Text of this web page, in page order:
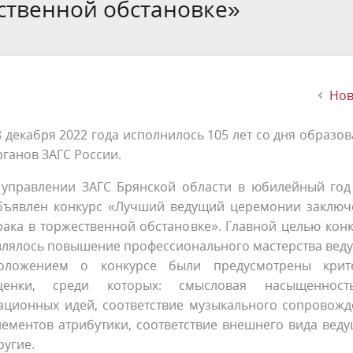
имуществе и обязательствах
служащих Брянской области,
обстановке»
декабря 2022 года исполнилось 105 лет со дня
ЗАГС России.
ЗАГС Брянской области в юбилейный
конкурс «Лучший ведущий церемонии
в торжественной обстановке». Главной целью
повышение профессионального мастерства
о конкурсе были предусмотрены
среди которых: смысловая
идей, соответствие музыкального
атрибутики, соответствие внешнего вида